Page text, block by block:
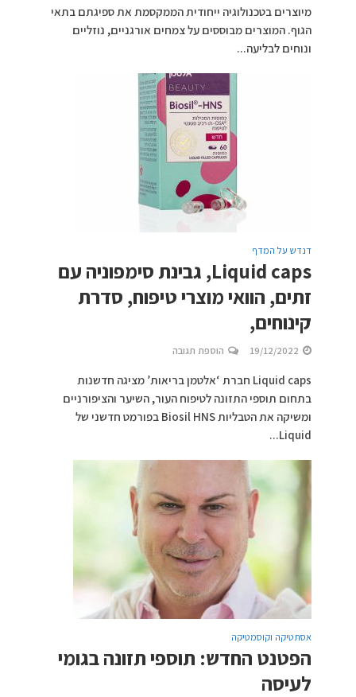
מיוצרים בטכנולוגיה ייחודית הממקסמת את ספיגתם בתאי
הגוף. המוצרים מבוססים על צמחים אורגניים, נוזליים
ונוחים לבליעה...
דנדש על המדף
Liquid caps, גבינת סימפוניה עם
זתים, הוואי מוצרי טיפוח, סדרת
קינוחים,
19/12/2022 הוספת תגובה
Liquid caps חברת ‘אלטמן בריאות’ מציגה חדשנות
בתחום תוספי התזונה לטיפוח העור, השיער והציפורניים
ומשיקה את הטבליות Biosil HNS בפורמט חדשני של
Liquid...
אסתטיקה וקוסמטיקה
הפטנט החדש: תוספי תזונה בגומי
לעיסה